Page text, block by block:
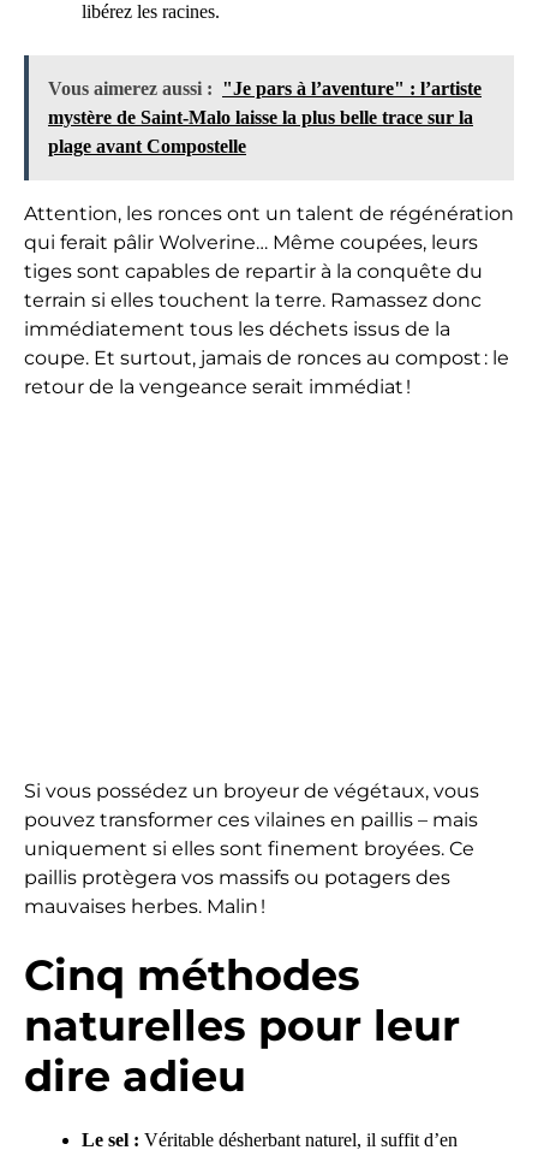
libérez les racines.
Vous aimerez aussi : "Je pars à l’aventure" : l’artiste
mystère de Saint-Malo laisse la plus belle trace sur la
plage avant Compostelle
Attention, les ronces ont un talent de régénération
qui ferait pâlir Wolverine… Même coupées, leurs
tiges sont capables de repartir à la conquête du
terrain si elles touchent la terre. Ramassez donc
immédiatement tous les déchets issus de la
coupe. Et surtout, jamais de ronces au compost : le
retour de la vengeance serait immédiat !
Si vous possédez un broyeur de végétaux, vous
pouvez transformer ces vilaines en paillis – mais
uniquement si elles sont finement broyées. Ce
paillis protègera vos massifs ou potagers des
mauvaises herbes. Malin !
Cinq méthodes
naturelles pour leur
dire adieu
Le sel : Véritable désherbant naturel, il suffit d’en